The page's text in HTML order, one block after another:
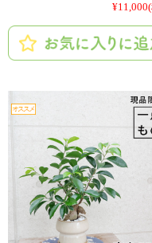
¥11,000